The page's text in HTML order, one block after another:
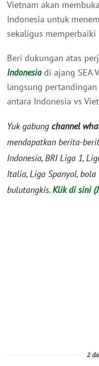
Vietnam akan
Indonesia untuk
sekaligus
Beri dukungan atas
Indonesiadi ajang SEA
langsung pertandingan
antara Indonesia vs
Yuk gabung channel
mendapatkan berita-
Indonesia, BRI Liga 1,
Italia, Liga Spanyol, bola
bulutangkis.Klik di sini
2